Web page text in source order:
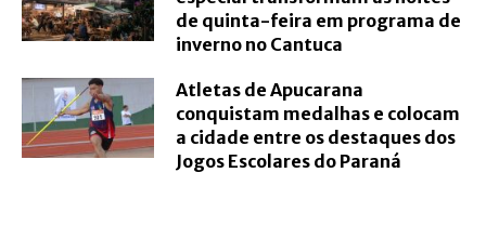
de quinta-feira em programa de
inverno no Cantuca
Atletas de Apucarana
conquistam medalhas e colocam
a cidade entre os destaques dos
Jogos Escolares do Paraná